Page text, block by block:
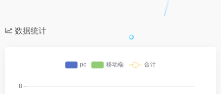
数据统计